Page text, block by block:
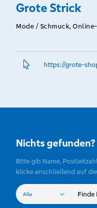
Grote Strick
Mode / Schmuck,
https://grote-
Nichts gefunden?
Bitte gib Name,
klicke anschließend auf